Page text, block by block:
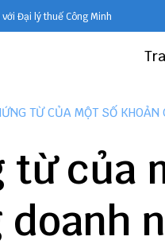
Đại lý thuế Công Minh
TỪ CỦA MỘT SỐ KHOẢN
từ của